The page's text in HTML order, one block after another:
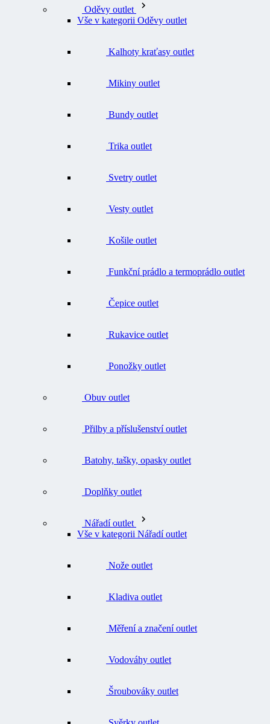
Vše v kategorii Oděvy outlet
Vše v kategorii Nářadí outlet